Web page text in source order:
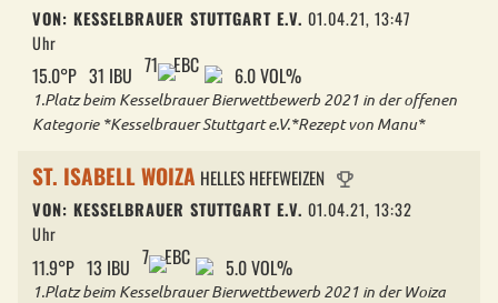
VON: KESSELBRAUER STUTTGART E.V. 01.04.21, 13:47
Uhr
15.0°P 31 IBU 71 EBC 6.0 VOL%
1.Platz beim Kesselbrauer Bierwettbewerb 2021 in der offenen
Kategorie *Kesselbrauer Stuttgart e.V.*Rezept von Manu*
ST. ISABELL WOIZA HELLES HEFEWEIZEN trophy
VON: KESSELBRAUER STUTTGART E.V. 01.04.21, 13:32
Uhr
11.9°P 13 IBU 7 EBC 5.0 VOL%
1.Platz beim Kesselbrauer Bierwettbewerb 2021 in der Woiza